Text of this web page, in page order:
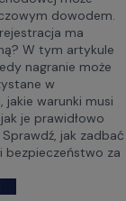
dowodem.
ma
W tym artykule
nagranie może
w
jakie warunki musi
je prawidłowo
jak zadbać
bezpieczeństwo za